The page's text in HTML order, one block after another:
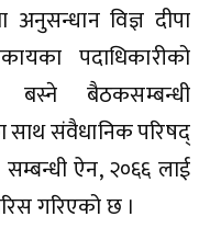
अनुसन्धान विज्ञ दीपा
पदाधिकारीको
बस्ने बैठकसम्बन्धी
साथ संवैधानिक परिषद्
ऐन, २०६६ लाई
गरिएको छ ।